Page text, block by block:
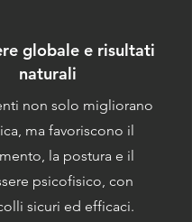
globale e risultati
naturali
non solo migliorano
ma favoriscono il
la postura e il
psicofisico, con
sicuri ed efficaci.